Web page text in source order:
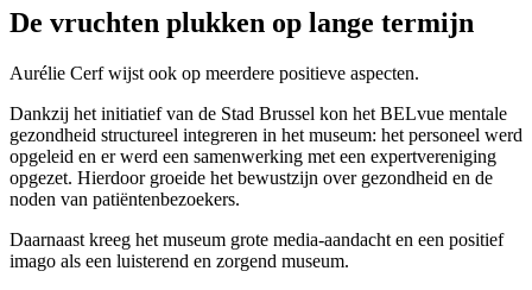
De vruchten plukken op lange termijn
Aurélie Cerf wijst ook op meerdere positieve aspecten.
Dankzij het initiatief van de Stad Brussel kon het BELvue mentale
gezondheid structureel integreren in het museum: het personeel werd
opgeleid en er werd een samenwerking met een expertvereniging
opgezet. Hierdoor groeide het bewustzijn over gezondheid en de
noden van patiëntenbezoekers.
Daarnaast kreeg het museum grote media-aandacht en een positief
imago als een luisterend en zorgend museum.